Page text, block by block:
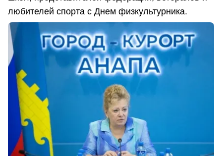
любителей спорта с Днем физкультурника.